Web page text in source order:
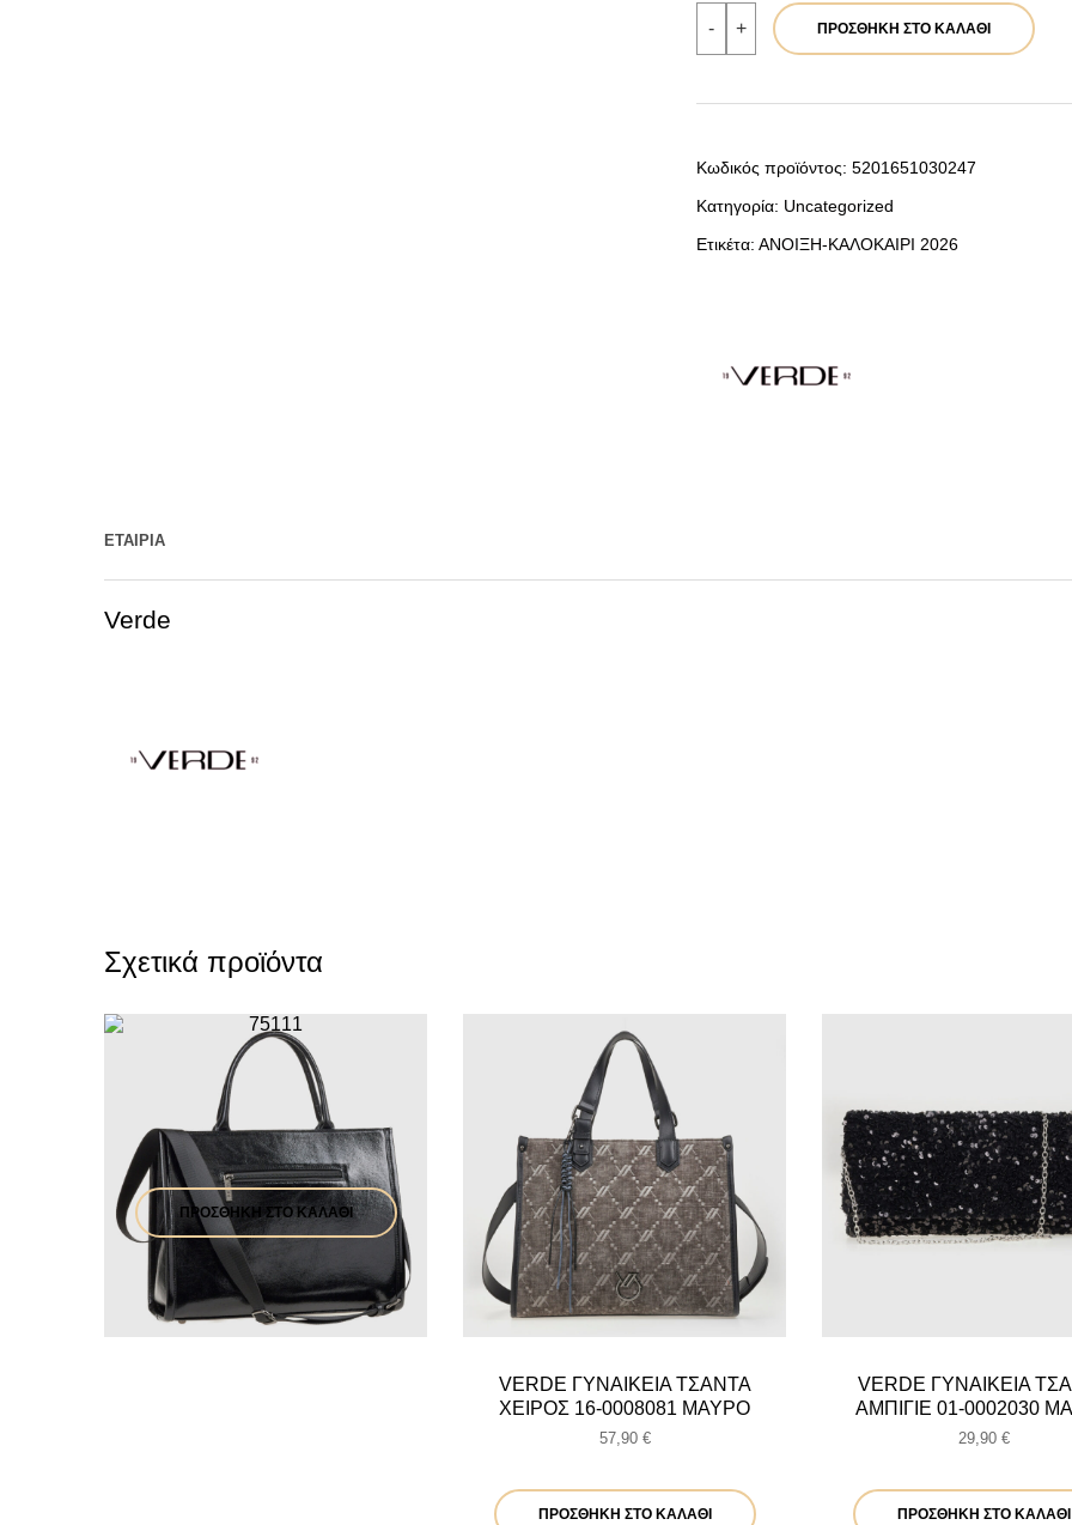
-
Verde
Γυναικείο
Σακίδιο
ποσότητα
+ ΠΡΟΣΘΉΚΗ ΣΤΟ ΚΑΛΆΘΙ
Κωδικός προϊόντος: 5201651030247
Κατηγορία: Uncategorized
Ετικέτα: ΑΝΟΙΞΗ-ΚΑΛΟΚΑΙΡΙ 2026
ΕΤΑΙΡΊΑ
Verde
Σχετικά προϊόντα
VERDE ΓΥΝΑΙΚΕΙΑ ΤΣΑΝΤΑ
ΧΕΙΡΟΣ 16-0008120 ΜΑΥΡΟ
57,90€
ΠΡΟΣΘΉΚΗ ΣΤΟ ΚΑΛΆΘΙ
VERDE ΓΥΝΑΙΚΕΙΑ ΤΣΑΝΤΑ
ΧΕΙΡΟΣ 16-0008081 ΜΑΥΡΟ
57,90 €
ΠΡΟΣΘΉΚΗ ΣΤΟ ΚΑΛΆΘΙ
VERDE ΓΥΝΑΙΚΕΙΑ
ΑΜΠΙΓΙΕ 01-0002030
29,90 €
ΠΡΟΣΘΉΚΗ ΣΤΟ ΚΑΛΆΘΙ